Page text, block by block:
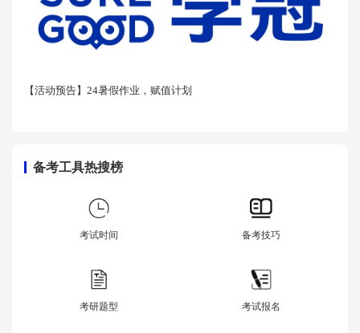
【活动预告】24暑假作业，赋值计划
备考工具热搜榜
考试时间 备考技巧
考研题型 考试报名